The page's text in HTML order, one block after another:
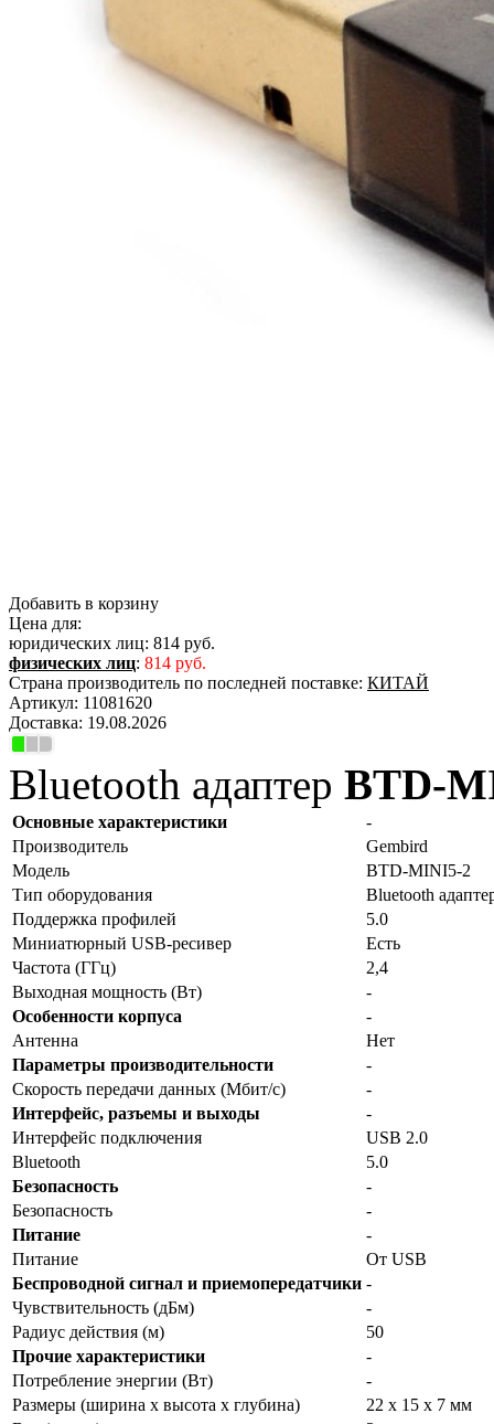
Добавить в корзину
Цена для:
юридических лиц: 814 руб.
физических лиц: 814 руб.
Страна производитель по последней поставке: КИТАЙ
Артикул: 11081620
Доставка: 19.08.2026
Bluetooth адаптер BTD-
Основные характеристики
-
Производитель
Gembird
Модель
BTD-MINI5-2
Тип оборудования
Bluetooth
Поддержка профилей
5.0
Миниатюрный USB-ресивер
Есть
Частота (ГГц)
2,4
Выходная мощность (Вт)
-
Особенности корпуса
-
Антенна
Нет
Параметры производительности
-
Скорость передачи данных (Мбит/с)
-
Интерфейс, разъемы и выходы
-
Интерфейс подключения
USB 2.0
Bluetooth
5.0
Безопасность
-
Безопасность
-
Питание
-
Питание
От USB
Беспроводной сигнал и приемопередатчики -
Чувствительность (дБм)
-
Радиус действия (м)
50
Прочие характеристики
-
Потребление энергии (Вт)
-
Размеры (ширина x высота x глубина)
22 x 15 x 7 мм